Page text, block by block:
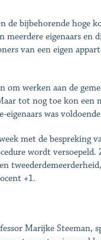
de bijbehorende hoge
meerdere eigenaars en
van een eigen
om werken aan de
tot nog toe kon een
was
met de bespreking
wordt versoepeld.
+1.
Marijke Steeman,